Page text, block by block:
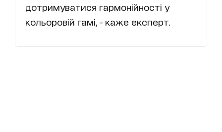
дотримуватися гармонійності у
кольоровій гамі, - каже експерт.